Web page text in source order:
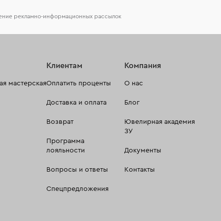
рекламно-информационных рассылок
мастерская
Клиентам
Оплатить проценты
Доставка и оплата
Возврат
Программа
лояльности
Вопросы и ответы
Спецпредложения
Компания
О нас
Блог
Ювелирная академия
ЗУ
Документы
Контакты